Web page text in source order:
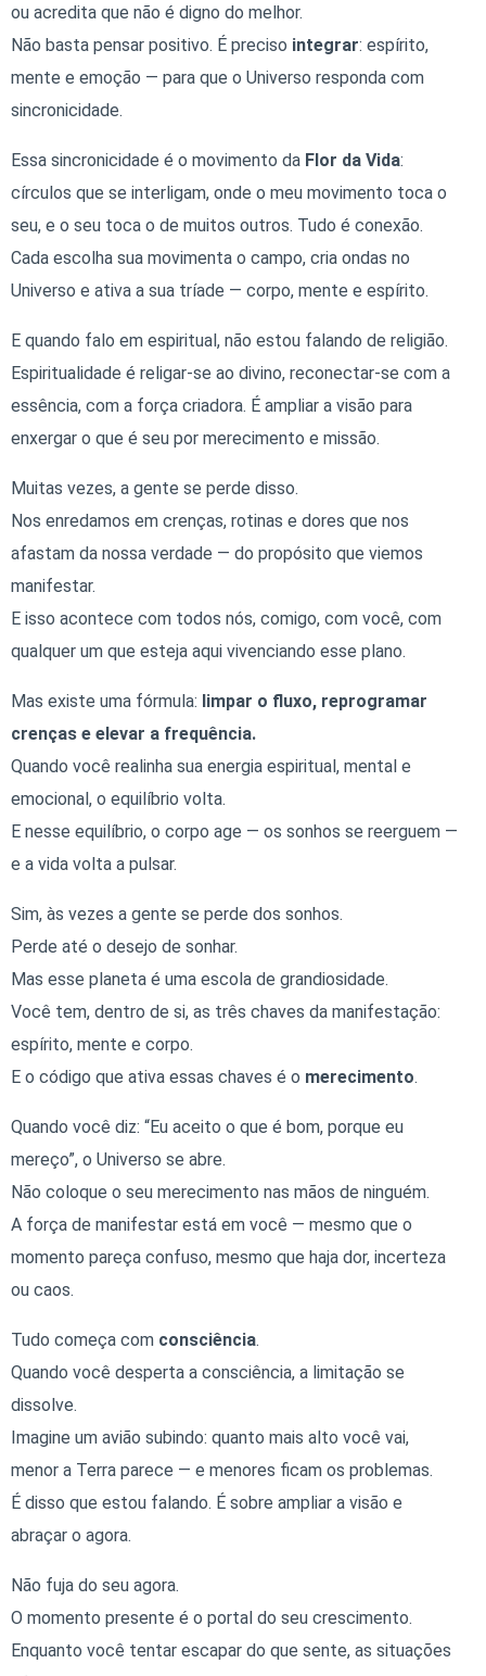
ou acredita que não é digno do melhor.
Não basta pensar positivo. É preciso integrar: espírito,
mente e emoção — para que o Universo responda com
sincronicidade.
Essa sincronicidade é o movimento da Flor da Vida:
círculos que se interligam, onde o meu movimento toca o
seu, e o seu toca o de muitos outros. Tudo é conexão.
Cada escolha sua movimenta o campo, cria ondas no
Universo e ativa a sua tríade — corpo, mente e espírito.
E quando falo em espiritual, não estou falando de religião.
Espiritualidade é religar-se ao divino, reconectar-se com a
essência, com a força criadora. É ampliar a visão para
enxergar o que é seu por merecimento e missão.
Muitas vezes, a gente se perde disso.
Nos enredamos em crenças, rotinas e dores que nos
afastam da nossa verdade — do propósito que viemos
manifestar.
E isso acontece com todos nós, comigo, com você, com
qualquer um que esteja aqui vivenciando esse plano.
Mas existe uma fórmula: limpar o fluxo, reprogramar
crenças e elevar a frequência.
Quando você realinha sua energia espiritual, mental e
emocional, o equilíbrio volta.
E nesse equilíbrio, o corpo age — os sonhos se reerguem —
e a vida volta a pulsar.
Sim, às vezes a gente se perde dos sonhos.
Perde até o desejo de sonhar.
Mas esse planeta é uma escola de grandiosidade.
Você tem, dentro de si, as três chaves da manifestação:
espírito, mente e corpo.
E o código que ativa essas chaves é o merecimento.
Quando você diz: “Eu aceito o que é bom, porque eu
mereço”, o Universo se abre.
Não coloque o seu merecimento nas mãos de ninguém.
A força de manifestar está em você — mesmo que o
momento pareça confuso, mesmo que haja dor, incerteza
ou caos.
Tudo começa com consciência.
Quando você desperta a consciência, a limitação se
dissolve.
Imagine um avião subindo: quanto mais alto você vai,
menor a Terra parece — e menores ficam os problemas.
É disso que estou falando. É sobre ampliar a visão e
abraçar o agora.
Não fuja do seu agora.
O momento presente é o portal do seu crescimento.
Enquanto você tentar escapar do que sente, as situações